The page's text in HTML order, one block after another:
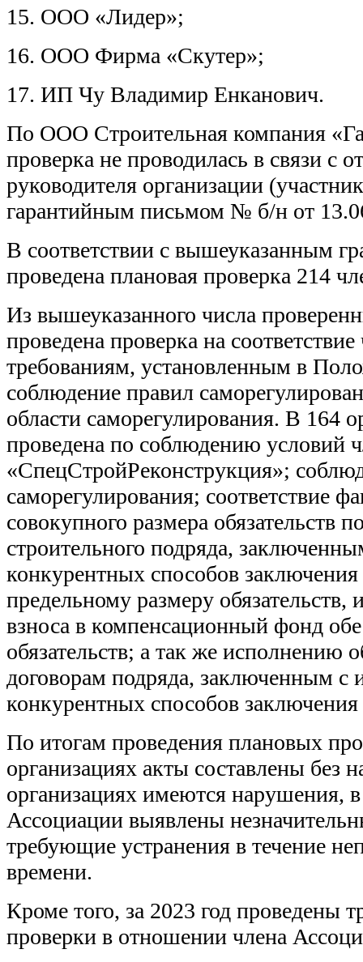
15. ООО «Лидер»;
16. ООО Фирма «Скутер»;
17. ИП Чу Владимир Енканович.
По ООО Строительная компания
проверка не проводилась в связи с
руководителя организации
гарантийным письмом № б/н от
В соответствии с вышеуказанным
проведена плановая проверка 214
Из вышеуказанного числа
проведена проверка на
требованиям, установленным в
соблюдение правил
области саморегулирования. В 164
проведена по соблюдению условий
«СпецСтройРеконструкция»;
саморегулирования; соответствие
совокупного размера обязательств
строительного подряда,
конкурентных способов заключения
предельному размеру
взноса в компенсационный фонд
обязательств; а так же исполнению
договорам подряда, заключенным с
конкурентных способов заключения
По итогам проведения плановых
организациях акты составлены без
организациях имеются нарушения,
Ассоциации выявлены
требующие устранения в течение
времени.
Кроме того, за 2023 год проведены
проверки в отношении члена